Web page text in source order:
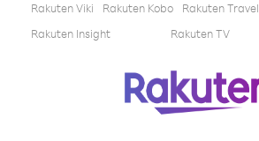
Rakuten Viki Rakuten Kobo Rakuten Travel
Rakuten Insight
Rakuten TV